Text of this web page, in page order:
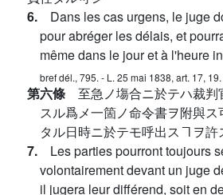
6. Dans les cas urgens, le juge
pour abréger les délais, et
même dans le jour et à l'heure
bref dél., 795. - L. 25 mai 1838, art. 17, 19.
第六條 至急ノ塲合ニ於テハ裁
スル爲メ一箇ノ命令書ヲ附與ス
タル日時ニ於テモ呼出スヿヲ許
7. Les parties pourront toujours
volontairement devant un juge
il jugera leur différend, soit en